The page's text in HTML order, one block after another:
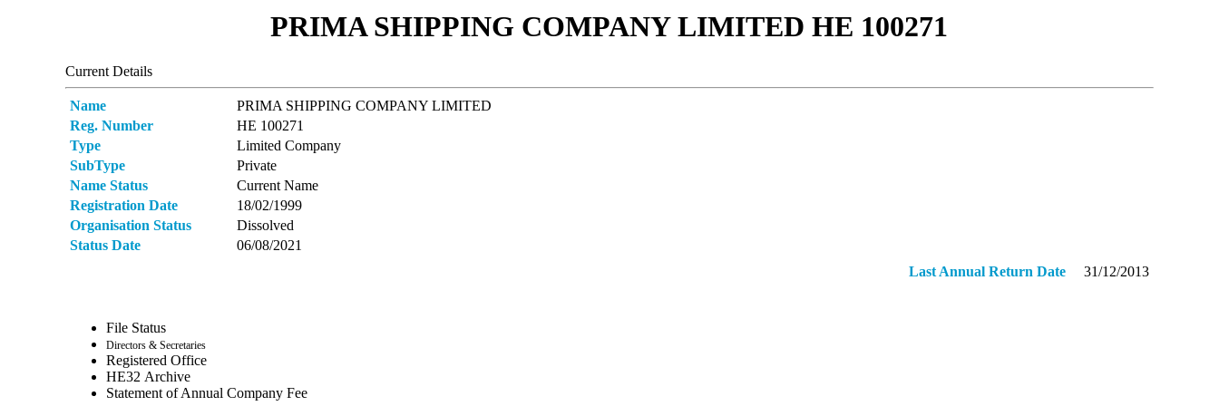
PRIMA SHIPPING COMPANY LIMITED ΗΕ 100271
Current Details
Name
PRIMA SHIPPING COMPANY LIMITED
Reg. Number
ΗΕ 100271
Type
Limited Company
SubType
Private
Name Status
Current Name
Registration Date
18/02/1999
Organisation Status
Dissolved
Status Date
06/08/2021
Last Annual Return Date 31/12/2013
File Status
Directors & Secretaries
Registered Office
ΗΕ32 Archive
Statement of Annual Company Fee